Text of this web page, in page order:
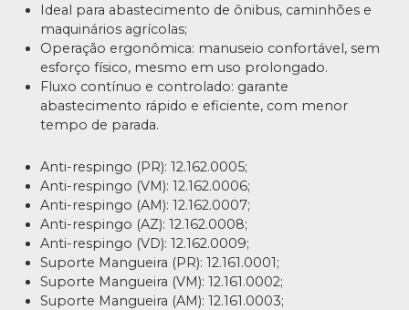
Ideal para abastecimento de ônibus, caminhões e
maquinários agrícolas;
Operação ergonômica: manuseio confortável, sem
esforço físico, mesmo em uso prolongado.
Fluxo contínuo e controlado: garante
abastecimento rápido e eficiente, com menor
tempo de parada.
Anti-respingo (PR): 12.162.0005;
Anti-respingo (VM): 12.162.0006;
Anti-respingo (AM): 12.162.0007;
Anti-respingo (AZ): 12.162.0008;
Anti-respingo (VD): 12.162.0009;
Suporte Mangueira (PR): 12.161.0001;
Suporte Mangueira (VM): 12.161.0002;
Suporte Mangueira (AM): 12.161.0003;